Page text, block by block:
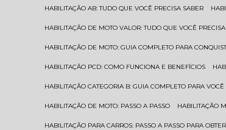
HABILITAÇÃO AB: TUDO QUE VOCÊ PRECISA SABER
HABILITAÇÃO DE MOTO VALOR: TUDO QUE VOCÊ
HABILITAÇÃO DE MOTO: GUIA COMPLETO PARA
HABILITAÇÃO PCD: COMO FUNCIONA E BENEFÍCIOS
HABILITAÇÃO CATEGORIA B: GUIA COMPLETO PARA
HABILITAÇÃO DE MOTO: PASSO A PASSO HABILITAÇÃO
HABILITAÇÃO PARA CARROS: PASSO A PASSO PARA